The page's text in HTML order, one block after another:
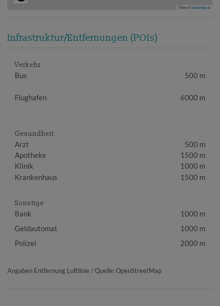
Tiles ©basemap.at
Infrastruktur/Entfernungen (POIs)
Verkehr
Bus 500 m
Flughafen 6000 m
Gesundheit
Arzt
500 m
Apotheke
1500 m
Klinik
1000 m
Krankenhaus
1500 m
Sonstige
Bank
1000 m
Geldautomat
1000 m
Polizei
2000 m
Angaben Entfernung Luftlinie / Quelle: OpenStreetMap